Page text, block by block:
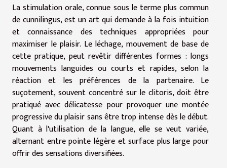
La stimulation orale, connue sous le terme plus commun
de cunnilingus, est un art qui demande à la fois intuition
et connaissance des techniques appropriées pour
maximiser le plaisir. Le léchage, mouvement de base de
cette pratique, peut revêtir différentes formes : longs
mouvements languides ou courts et rapides, selon la
réaction et les préférences de la partenaire. Le
suçotement, souvent concentré sur le clitoris, doit être
pratiqué avec délicatesse pour provoquer une montée
progressive du plaisir sans être trop intense dès le début.
Quant à l'utilisation de la langue, elle se veut variée,
alternant entre pointe légère et surface plus large pour
offrir des sensations diversifiées.